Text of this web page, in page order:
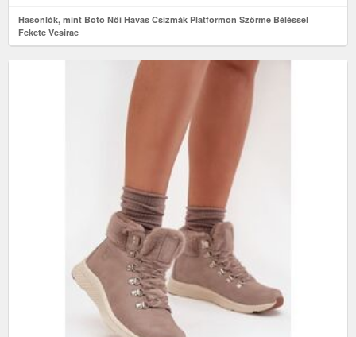
Hasonlók, mint Boto Női Havas Csizmák Platformon Szőrme Béléssel
Fekete Vesirae